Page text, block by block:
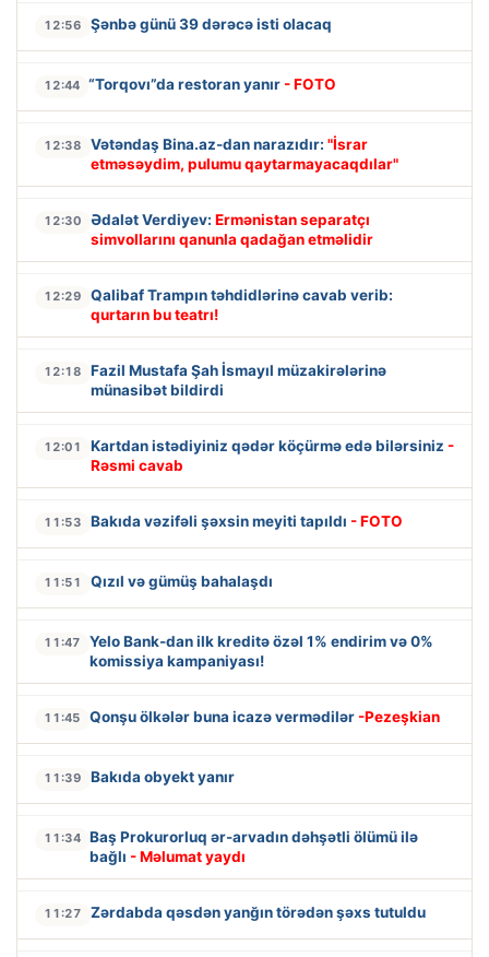
12:56 Şənbə günü 39 dərəcə isti olacaq
12:44 “Torqovı”da restoran yanır - FOTO
12:38 Vətəndaş Bina.az-dan narazıdır: "İsrar
etməsəydim, pulumu qaytarmayacaqdılar"
12:30 Ədalət Verdiyev: Ermənistan separatçı
simvollarını qanunla qadağan etməlidir
12:29
Qalibaf Trampın təhdidlərinə cavab verib:
qurtarın bu teatrı!
12:18
Fazil Mustafa Şah İsmayıl müzakirələrinə
münasibət bildirdi
12:01 Kartdan istədiyiniz qədər köçürmə edə bilərsiniz -
Rəsmi cavab
11:53 Bakıda vəzifəli şəxsin meyiti tapıldı - FOTO
11:51 Qızıl və gümüş bahalaşdı
11:47
Yelo Bank-dan ilk kreditə özəl 1% endirim və 0%
komissiya kampaniyası!
11:45 Qonşu ölkələr buna icazə vermədilər -Pezeşkian
11:39 Bakıda obyekt yanır
11:34 Baş Prokurorluq ər-arvadın dəhşətli ölümü ilə
bağlı - Məlumat yaydı
11:27 Zərdabda qəsdən yanğın törədən şəxs tutuldu